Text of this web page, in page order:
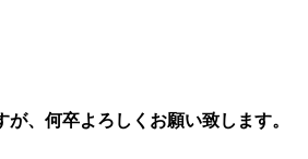
が、何卒よろしくお願い致します。